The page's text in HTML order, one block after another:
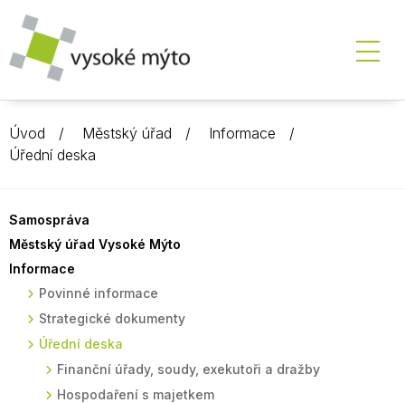
Úvod Městský úřad
Informace
Úřední deska
Samospráva
Městský úřad Vysoké Mýto
Informace
Povinné informace
Strategické dokumenty
Úřední deska
Finanční úřady, soudy, exekutoři a dražby
Hospodaření s majetkem